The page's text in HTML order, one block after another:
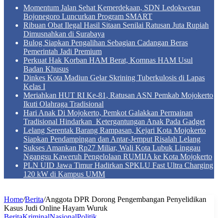
Momentum Jalan Sehat Kemerdekaan, SDN Ledokwetan
Bojonegoro Luncurkan Program SMART
Ribuan Obat Ilegal Hasil Sitaan Senilai Ratusan Juta Rupiah
Dimusnahkan di Surabaya
Bulog Siapkan Pengalihan Sebagian Cadangan Beras
Pemerintah Jadi Premium
Perkuat Hak Korban HAM Berat, Komnas HAM Usul
Badan Khusus
Dinkes Kota Madiun Gelar Skrining Tuberkulosis di Lapas
Kelas I
Meriahkan HUT RI Ke-81, Ratusan ASN Pemkab Mojokerto
Ikuti Olahraga Tradisional
Hari Anak Di Mojokerto, Pemkot Galakkan Permainan
Tradisional Hindarkan Ketergantungan Anak Pada Gadget
Lelang Serentak Barang Rampasan, Kejari Kota Mojokerto
Siapkan Pendampingan dan Antar-Jemput Risalah Lelang
Sukses Amankan Rp27 Miliar, Wali Kota Lubuk Linggau
Ngangsu Kaweruh Pengelolaan RUMIJA ke Kota Mojokerto
PLN UID Jawa Timur Hadirkan SPKLU Fast Ultra Charging
120 kW di Kampus UMM
Home/Berita/Anggota DPR Dorong Pengembangan Penyelidikan
Kasus Judi Online Hayam Wuruk